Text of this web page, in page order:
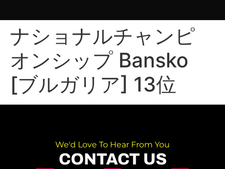
ナショナルチャンピ
オンシップ Bansko
[ブルガリア] 13位
We'd Love To Hear From You
CONTACT US